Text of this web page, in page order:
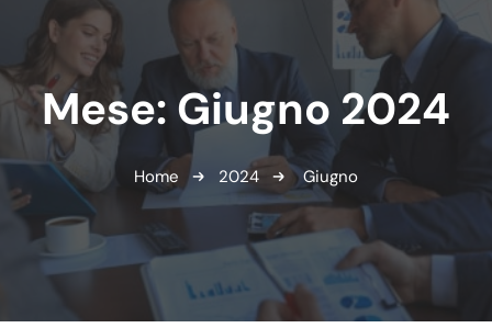
Mese: Giugno 2024
Home 2024 Giugno